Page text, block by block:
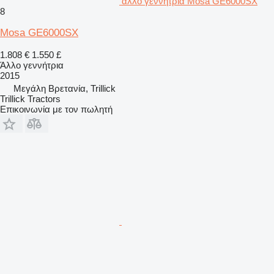
8
Mosa GE6000SX
1.808 € 1.550 £
Άλλο γεννήτρια
2015
Μεγάλη Βρετανία, Trillick
Trillick Tractors
Επικοινωνία με τον πωλητή